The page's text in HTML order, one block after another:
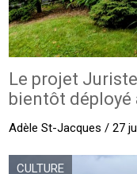
Le projet
bientôt
Adèle St-Jacques / 27
CULTURE